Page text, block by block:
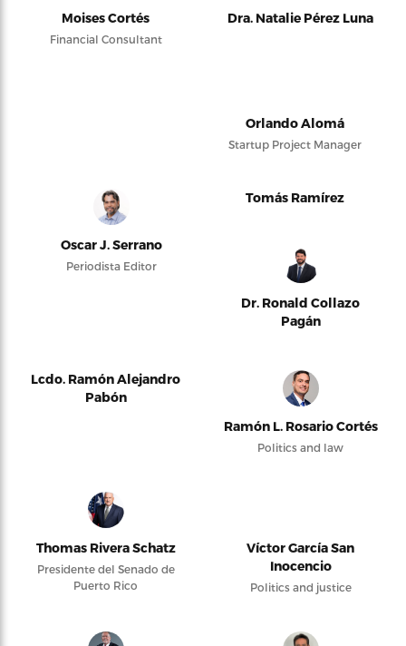
Moises Cortés
Financial Consultant
Dra. Natalie Pérez Luna
Orlando Alomá
Startup Project Manager
Oscar J. Serrano
Periodista Editor
Tomás Ramírez
Dr. Ronald Collazo
Pagán
Lcdo. Ramón Alejandro
Pabón
Ramón L. Rosario Cortés
Politics and law
Thomas Rivera Schatz
Presidente del Senado de
Puerto Rico
Víctor García San
Inocencio
Politics and justice